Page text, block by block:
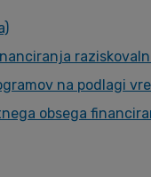
na podlagi
obsega